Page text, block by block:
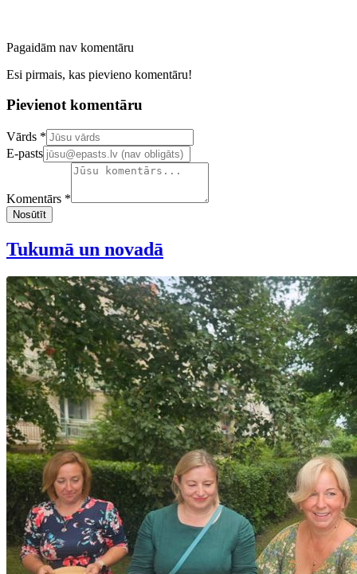
Pagaidām nav komentāru
Esi pirmais, kas pievieno komentāru!
Pievienot komentāru
Confirm your email address
Vārds *
E-pasts
Komentārs *
Nosūtīt
Tukumā un novadā